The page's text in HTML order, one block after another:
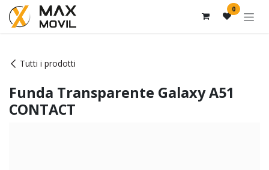
Passa al contenuto 0
Tutti i prodotti
Funda Transparente Galaxy A51
CONTACT